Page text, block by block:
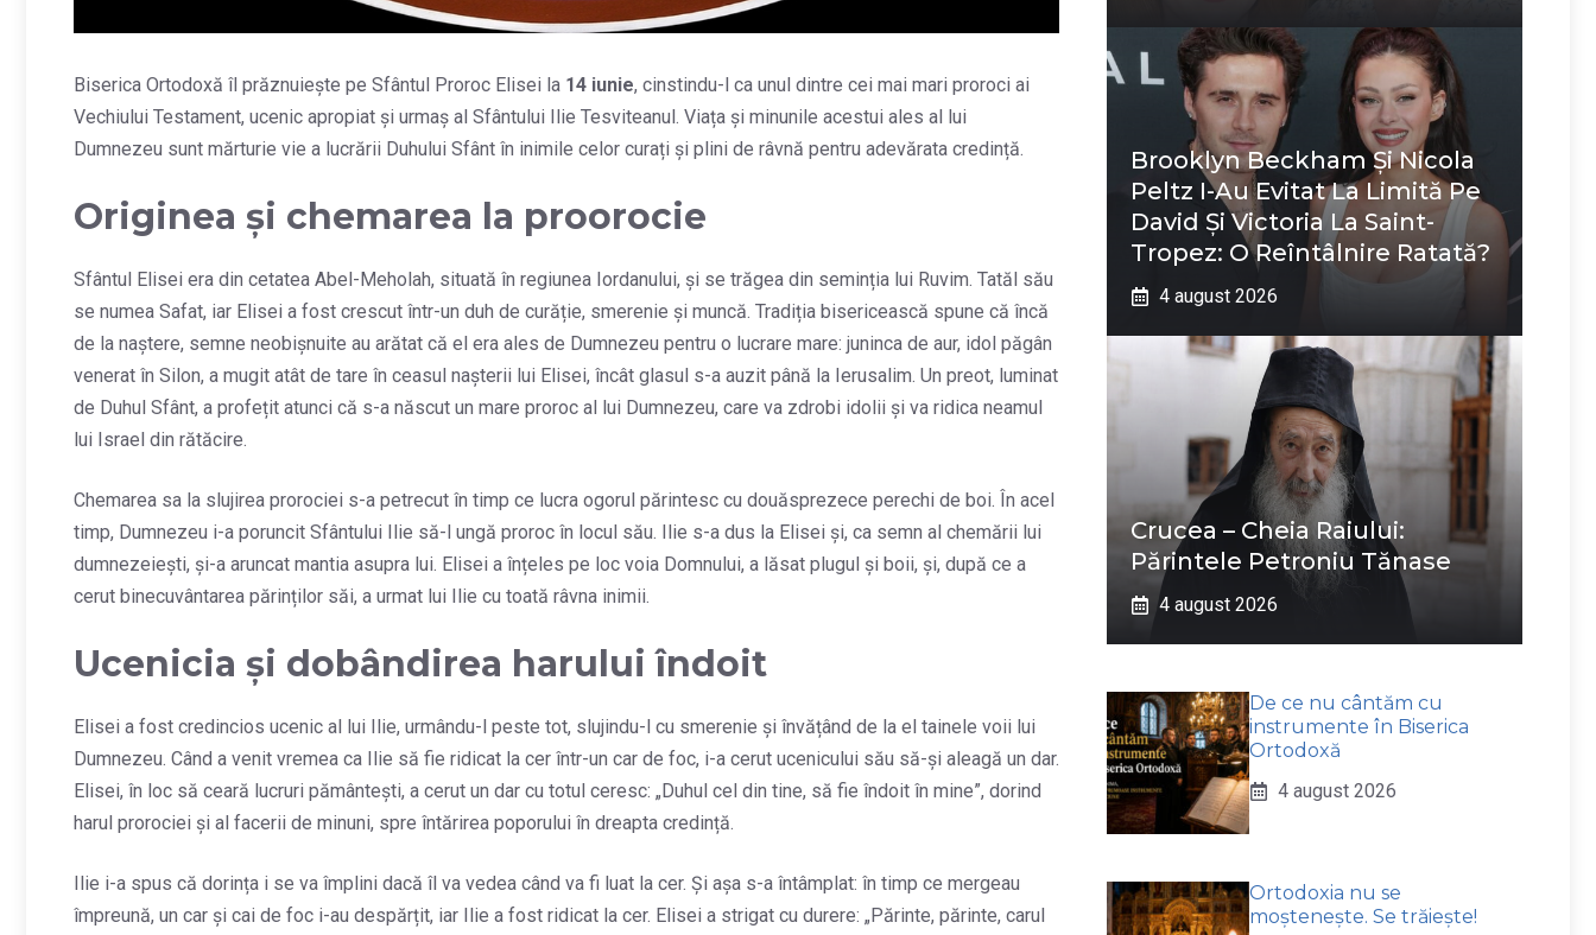
Biserica Ortodoxă îl prăznuiește pe Sfântul Proroc Elisei la 14 iunie, cinstindu-l ca unul dintre cei mai mari proroci ai
Vechiului Testament, ucenic apropiat și urmaș al Sfântului Ilie Tesviteanul. Viața și minunile acestui ales al lui
Dumnezeu sunt mărturie vie a lucrării Duhului Sfânt în inimile celor curați și plini de râvnă pentru adevărata credință.
Originea și chemarea la proorocie
Sfântul Elisei era din cetatea Abel-Meholah, situată în regiunea Iordanului, și se trăgea din seminția lui Ruvim. Tatăl său
se numea Safat, iar Elisei a fost crescut într-un duh de curăție, smerenie și muncă. Tradiția bisericească spune că încă
de la naștere, semne neobișnuite au arătat că el era ales de Dumnezeu pentru o lucrare mare: juninca de aur, idol păgân
venerat în Silon, a mugit atât de tare în ceasul nașterii lui Elisei, încât glasul s-a auzit până la Ierusalim. Un preot, luminat
de Duhul Sfânt, a profețit atunci că s-a născut un mare proroc al lui Dumnezeu, care va zdrobi idolii și va ridica neamul
lui Israel din rătăcire.
Chemarea sa la slujirea prorociei s-a petrecut în timp ce lucra ogorul părintesc cu douăsprezece perechi de boi. În acel
timp, Dumnezeu i-a poruncit Sfântului Ilie să-l ungă proroc în locul său. Ilie s-a dus la Elisei și, ca semn al chemării lui
dumnezeiești, și-a aruncat mantia asupra lui. Elisei a înțeles pe loc voia Domnului, a lăsat plugul și boii, și, după ce a
cerut binecuvântarea părinților săi, a urmat lui Ilie cu toată râvna inimii.
Ucenicia și dobândirea harului îndoit
Elisei a fost credincios ucenic al lui Ilie, urmându-l peste tot, slujindu-l cu smerenie și învățând de la el tainele voii lui
Dumnezeu. Când a venit vremea ca Ilie să fie ridicat la cer într-un car de foc, i-a cerut ucenicului său să-și aleagă un dar.
Elisei, în loc să ceară lucruri pământești, a cerut un dar cu totul ceresc: „Duhul cel din tine, să fie îndoit în mine”, dorind
harul prorociei și al facerii de minuni, spre întărirea poporului în dreapta credință.
Ilie i-a spus că dorința i se va împlini dacă îl va vedea când va fi luat la cer. Și așa s-a întâmplat: în timp ce mergeau
împreună, un car și cai de foc i-au despărțit, iar Ilie a fost ridicat la cer. Elisei a strigat cu durere: „Părinte, părinte, carul
Brooklyn Beckham Și Nicola
Peltz I-Au Evitat La Limită Pe
David Și Victoria La Saint-
Tropez: O Reîntâlnire Ratată?
4 august 2026
Crucea – Cheia Raiului:
Părintele Petroniu Tănase
4 august 2026
De ce nu cântăm cu
instrumente în Biserica
Ortodoxă
4 august 2026
Ortodoxia nu se
moștenește. Se trăiește!